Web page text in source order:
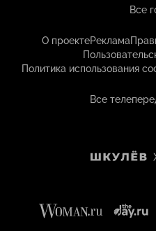
Все
О проектеРеклама
Политика использования
Все